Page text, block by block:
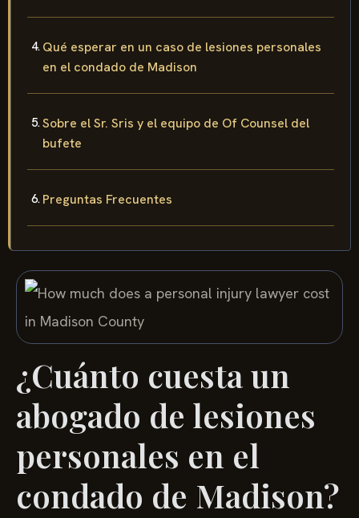
Qué esperar en un caso de lesiones personales
en el condado de Madison
Sobre el Sr. Sris y el equipo de Of Counsel del
bufete
Preguntas Frecuentes
¿Cuánto cuesta un
abogado de lesiones
personales en el
condado de Madison?